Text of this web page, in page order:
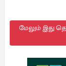
மேலும் இது